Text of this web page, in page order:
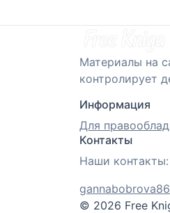
Материалы на
контролирует
Информация
Для
Контакты
Наши контакты:
© 2026 Free